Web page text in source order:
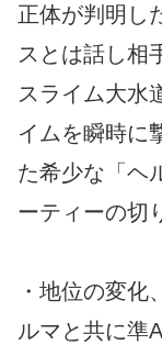
正体が判明し
スとは話し相
スライム大水
イムを瞬時に
た希少な「ヘ
ーティーの切
・地位の変
ルマと共に準